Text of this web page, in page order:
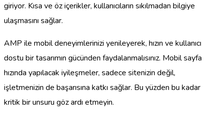
giriyor. Kısa ve öz içerikler, kullanıcıların sıkılmadan bilgiye
ulaşmasını sağlar.
AMP ile mobil deneyimlerinizi yenileyerek, hızın ve kullanıcı
dostu bir tasarımın gücünden faydalanmalısınız. Mobil sayfa
hızında yapılacak iyileşmeler, sadece sitenizin değil,
işletmenizin de başarısına katkı sağlar. Bu yüzden bu kadar
kritik bir unsuru göz ardı etmeyin.